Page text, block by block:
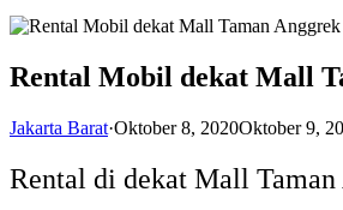
Rental Mobil dekat Mall
Jakarta Barat·Oktober 8, 2020Oktober 9,
Rental di dekat Mall